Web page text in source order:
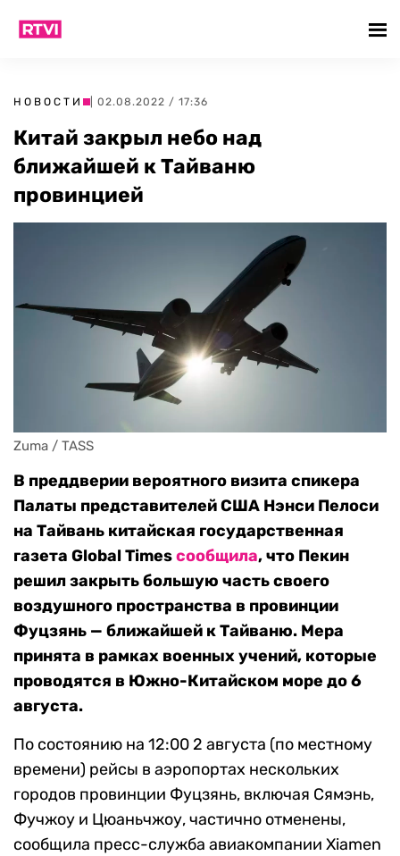
НОВОСТИ | 02.08.2022 / 17:36
Китай закрыл небо над
ближайшей к Тайваню
провинцией
Zuma / TASS
В преддверии вероятного визита спикера
Палаты представителей США Нэнси Пелоси
на Тайвань китайская государственная
газета Global Timesсообщила, что Пекин
решил закрыть большую часть своего
воздушного пространства в провинции
Фуцзянь — ближайшей к Тайваню. Мера
принята в рамках военных учений, которые
проводятся в Южно-Китайском море до 6
августа.
По состоянию на 12:00 2 августа (по местному
времени) рейсы в аэропортах нескольких
городов провинции Фуцзянь, включая Сямэнь,
Фучжоу и Цюаньчжоу, частично отменены,
сообщила пресс-служба авиакомпании Xiamen